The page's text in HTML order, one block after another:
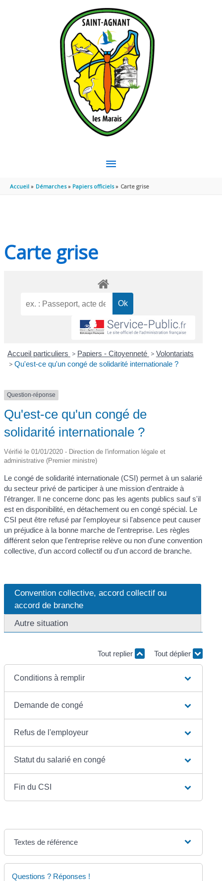
MENU
PRINCIPAL
Accueil Démarches Papiers officiels Carte grise
Carte grise
Accueil particuliers > Papiers - Citoyenneté > Volontariats
> Qu'est-ce qu'un congé de solidarité internationale ?
Question-réponse
Qu'est-ce qu'un congé de
solidarité internationale ?
Vérifié le 01/01/2020 - Direction de l'information légale et
administrative (Premier ministre)
Le congé de solidarité internationale (CSI) permet à un salarié
du secteur privé de participer à une mission d'entraide à
l'étranger. Il ne concerne donc pas les agents publics sauf s'il
est en disponibilité, en détachement ou en congé spécial. Le
CSI peut être refusé par l'employeur si l'absence peut causer
un préjudice à la bonne marche de l'entreprise. Les règles
différent selon que l'entreprise relève ou non d'une convention
collective, d'un accord collectif ou d'un accord de branche.
Convention collective, accord collectif ou
accord de branche
Autre situation
Tout replier Tout déplier
Conditions à remplir
Demande de congé
Refus de l'employeur
Statut du salarié en congé
Fin du CSI
Textes de référence
Questions ? Réponses !